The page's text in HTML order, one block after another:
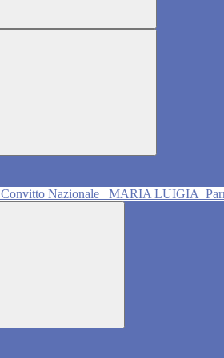
Convitto Nazionale MARIA LUIGIA